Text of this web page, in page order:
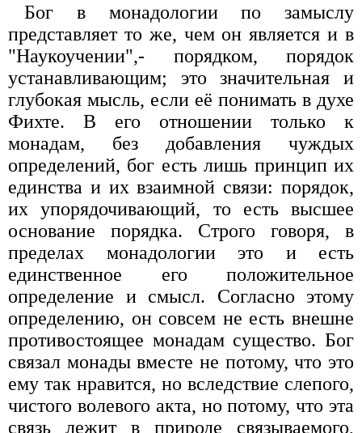
Бог в монадологии по замыслу
представляет то же, чем он является и в
"Наукоучении",- порядком, порядок
устанавливающим; это значительная и
глубокая мысль, если её понимать в духе
Фихте. В его отношении только к
монадам, без добавления чуждых
определений, бог есть лишь принцип их
единства и их взаимной связи: порядок,
их упорядочивающий, то есть высшее
основание порядка. Строго говоря, в
пределах монадологии это и есть
единственное его положительное
определение и смысл. Согласно этому
определению, он совсем не есть внешне
противостоящее монадам существо. Бог
связал монады вместе не потому, что это
ему так нравится, но вследствие слепого,
чистого волевого акта, но потому, что эта
связь лежит в природе связываемого,